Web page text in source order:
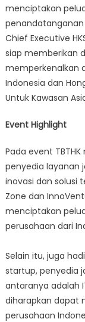
menciptakan
penandatanganan
Chief Executive
siap memberikan
memperkenalkan
Indonesia dan
Untuk Kawasan
Event Highlight
Pada event
penyedia layanan
inovasi dan solusi
Zone dan
menciptakan
perusahaan dari
Selain itu, juga
startup, penyedia
antaranya adalah
diharapkan dapat
perusahaan